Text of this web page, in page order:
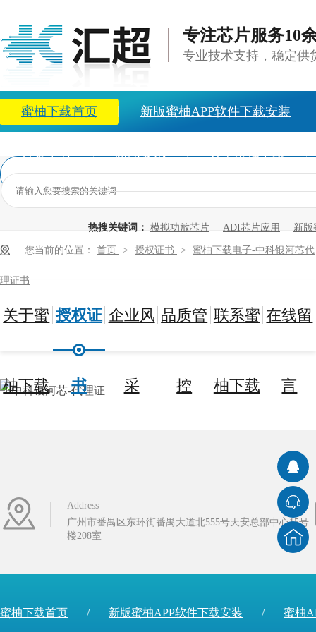
专注芯片服务10
专业技术支持，稳定供
蜜柚下载首页 新版蜜柚APP软件下载安装
方案中心 新闻资讯 关于蜜柚下载
热搜关键词： 模拟功放芯片 ADI芯片应用 新版
您当前的位置： 首页 > 授权证书 > 蜜柚下载电子-中科银河芯代
理证书
关于蜜
柚下载
授权证
书
企业风
采
品质管
控
联系蜜
柚下载
在线留
言
Address
广州市番禺区东环街番禺大道北555号天安总部中心15号
楼208室
蜜柚下载首页 / 新版蜜柚APP软件下载安装 / 蜜柚